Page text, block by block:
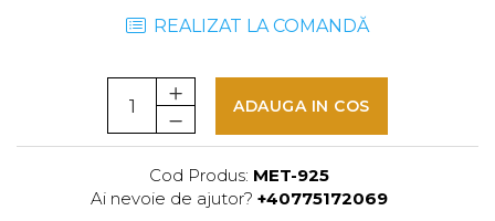
REALIZAT LA COMANDĂ
ADAUGA IN COS
Cod Produs: MET-925
Ai nevoie de ajutor? +40775172069